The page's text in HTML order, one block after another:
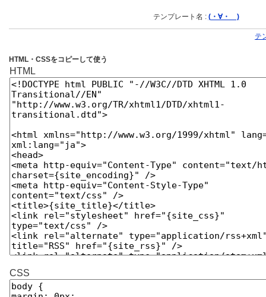
テンプレート名 : (・∀・ )
テ
HTML・CSSをコピーして使う
HTML
CSS